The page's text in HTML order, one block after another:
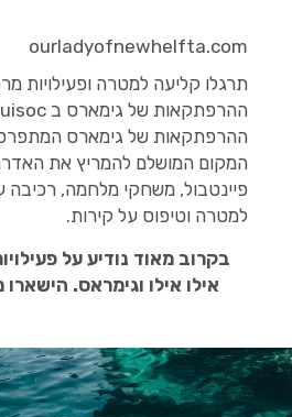
ourladyofnewhelfta.com
תרגלו קליעה למטרה ופעילויות
המקום המושלם להמריץ את
פיינטבול, משחקי מלחמה, רכיבה
למטרה וטיפוס על קירות.
בקרוב מאוד נודיע על
אילו אילו וגימראס.